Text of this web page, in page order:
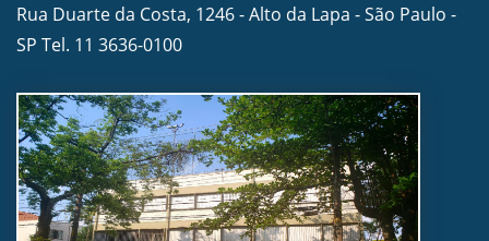
Rua Duarte da Costa, 1246 - Alto da Lapa - São Paulo -
SP Tel. 11 3636-0100